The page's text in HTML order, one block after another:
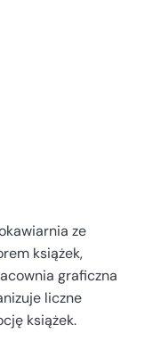
ze
książek,
graficzna
liczne
książek.